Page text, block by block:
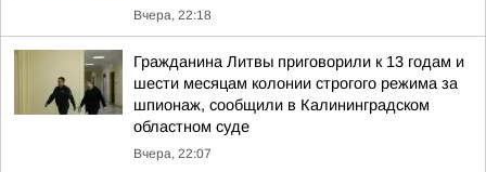
Вчера, 22:18
Гражданина Литвы приговорили к 13 годам и
шести месяцам колонии строгого режима за
шпионаж, сообщили в Калининградском
областном суде
Вчера, 22:07